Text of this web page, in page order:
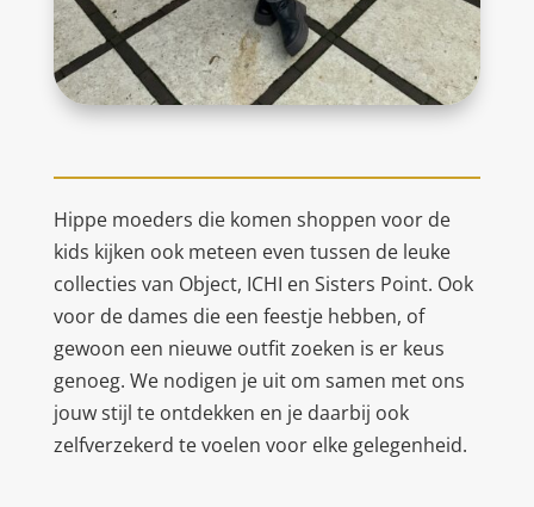
Hippe moeders die komen shoppen voor de
kids kijken ook meteen even tussen de leuke
collecties van Object, ICHI en Sisters Point. Ook
voor de dames die een feestje hebben, of
gewoon een nieuwe outfit zoeken is er keus
genoeg. We nodigen je uit om samen met ons
jouw stijl te ontdekken en je daarbij ook
zelfverzekerd te voelen voor elke gelegenheid.